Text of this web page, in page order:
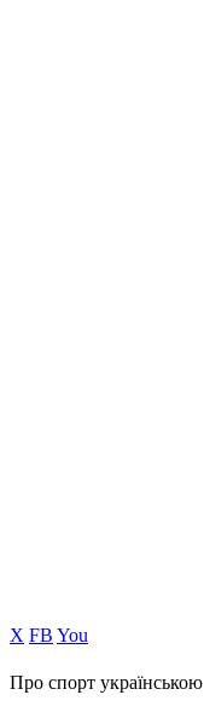
Х FB You
Про спорт українською